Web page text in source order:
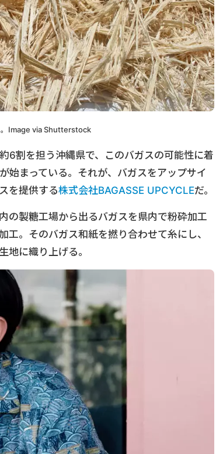
。Image via Shutterstock
6割を担う沖縄県で、このバガスの可能性に着
始まっている。それが、バガスをアップサイ
を提供する株式会社BAGASSE UPCYCLEだ。
の製糖工場から出るバガスを県内で粉砕加工
工。そのバガス和紙を撚り合わせて糸にし、
地に織り上げる。